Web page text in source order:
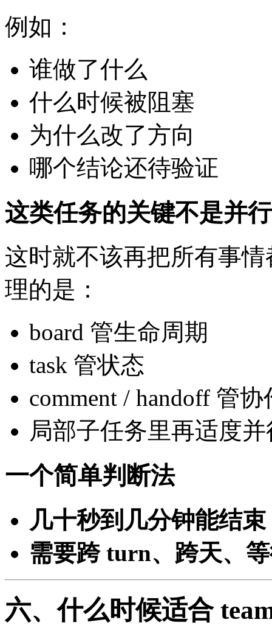
例如：
谁做了什么
什么时候被阻塞
为什么改了方向
哪个结论还待验证
这类任务的关键不是并
这时就不该再把所有事情
理的是：
board 管生命周期
task 管状态
comment / handoff 管协
局部子任务里再适度并
一个简单判断法
几十秒到几分钟能结束
需要跨 turn、跨天、
六、什么时候适合